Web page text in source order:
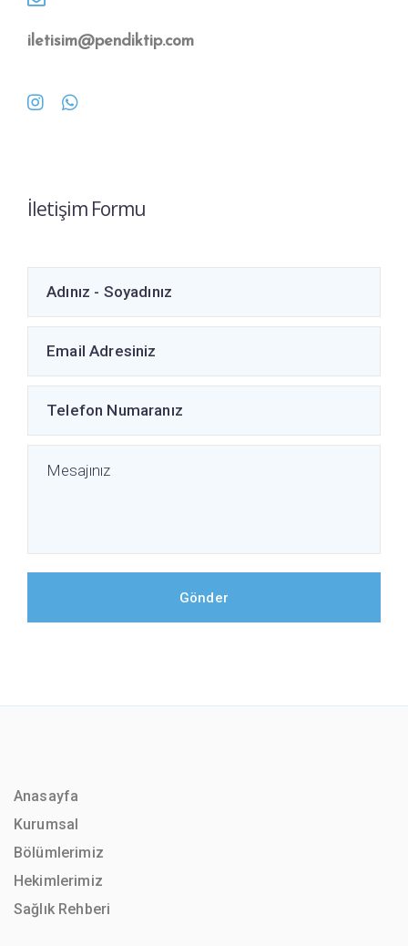
iletisim@pendiktip.com
İletişim Formu
Anasayfa
Kurumsal
Bölümlerimiz
Hekimlerimiz
Sağlık Rehberi